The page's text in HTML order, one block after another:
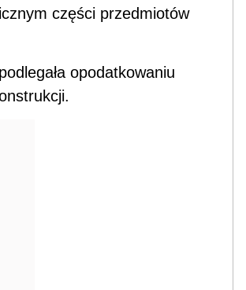
części przedmiotów
opodatkowaniu